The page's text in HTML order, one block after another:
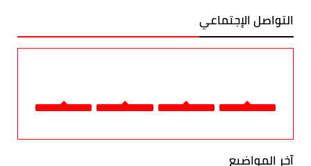
التواصل الإجتماعي
آخر المواضيع